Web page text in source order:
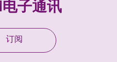
电子通讯
订阅